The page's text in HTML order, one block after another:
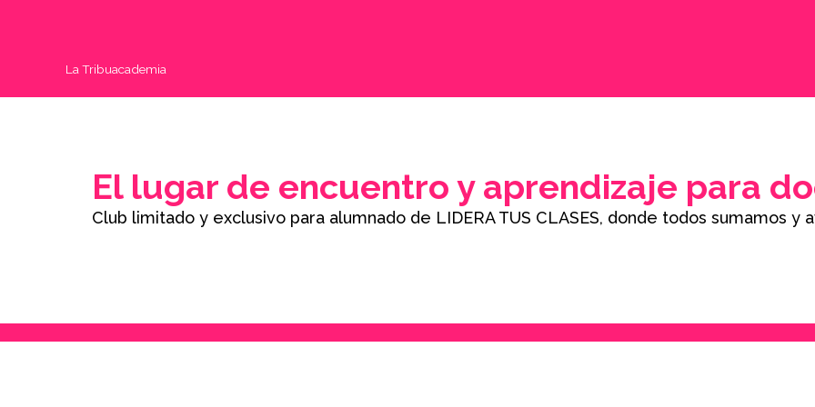
contenidoLa Tribuacademia
El lugar de encuentro y aprendizaje para
Club limitado y exclusivo para alumnado de LIDERA TUS CLASES, donde todos sumamos y